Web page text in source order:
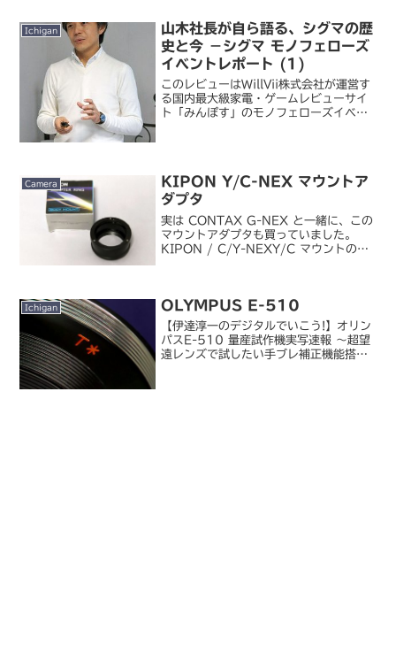
Ichigan
山木社長が自ら語る、シグマの歴
史と今 －シグマ モノフェローズ
イベントレポート (1)
このレビューはWillVii株式会社が運営す
る国内最大級家電・ゲームレビューサイ
ト「みんぽす」のモノフェローズイベン
Camera
KIPON Y/C-NEX マウントア
ダプタ
実は CONTAX G-NEX と一緒に、この
マウントアダプタも買っていました。
KIPON / C/Y-NEXY/C マウントの
Ichigan OLYMPUS E-510
【伊達淳一のデジタルでいこう!】オリン
パスE-510 量産試作機実写速報 ～超望
遠レンズで試したい手ブレ補正機能搭載